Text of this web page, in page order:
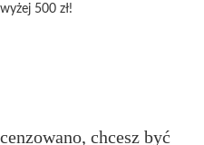
500 zł!
chcesz być